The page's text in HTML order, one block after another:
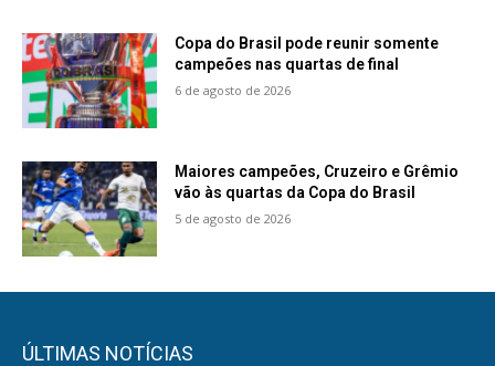
Copa do Brasil pode reunir somente
campeões nas quartas de final
6 de agosto de 2026
Maiores campeões, Cruzeiro e Grêmio
vão às quartas da Copa do Brasil
5 de agosto de 2026
ÚLTIMAS NOTÍCIAS